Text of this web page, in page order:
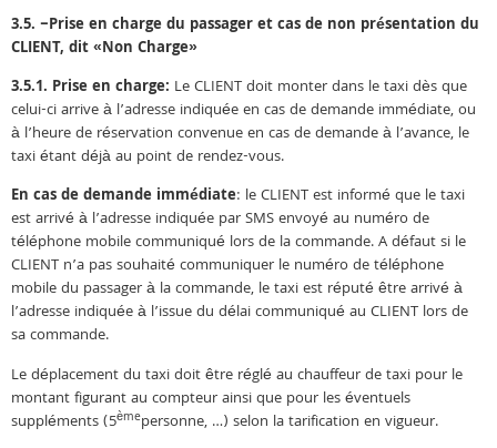
3.5. –Prise en charge du passager et cas de non présentation du
CLIENT, dit «Non Charge»
3.5.1. Prise en charge: Le CLIENT doit monter dans le taxi dès que
celui-ci arrive à l’adresse indiquée en cas de demande immédiate, ou
à l’heure de réservation convenue en cas de demande à l’avance, le
taxi étant déjà au point de rendez-vous.
En cas de demande immédiate: le CLIENT est informé que le taxi
est arrivé à l’adresse indiquée par SMS envoyé au numéro de
téléphone mobile communiqué lors de la commande. A défaut si le
CLIENT n’a pas souhaité communiquer le numéro de téléphone
mobile du passager à la commande, le taxi est réputé être arrivé à
l’adresse indiquée à l’issue du délai communiqué au CLIENT lors de
sa commande.
Le déplacement du taxi doit être réglé au chauffeur de taxi pour le
montant figurant au compteur ainsi que pour les éventuels
suppléments (5èmepersonne, …) selon la tarification en vigueur.